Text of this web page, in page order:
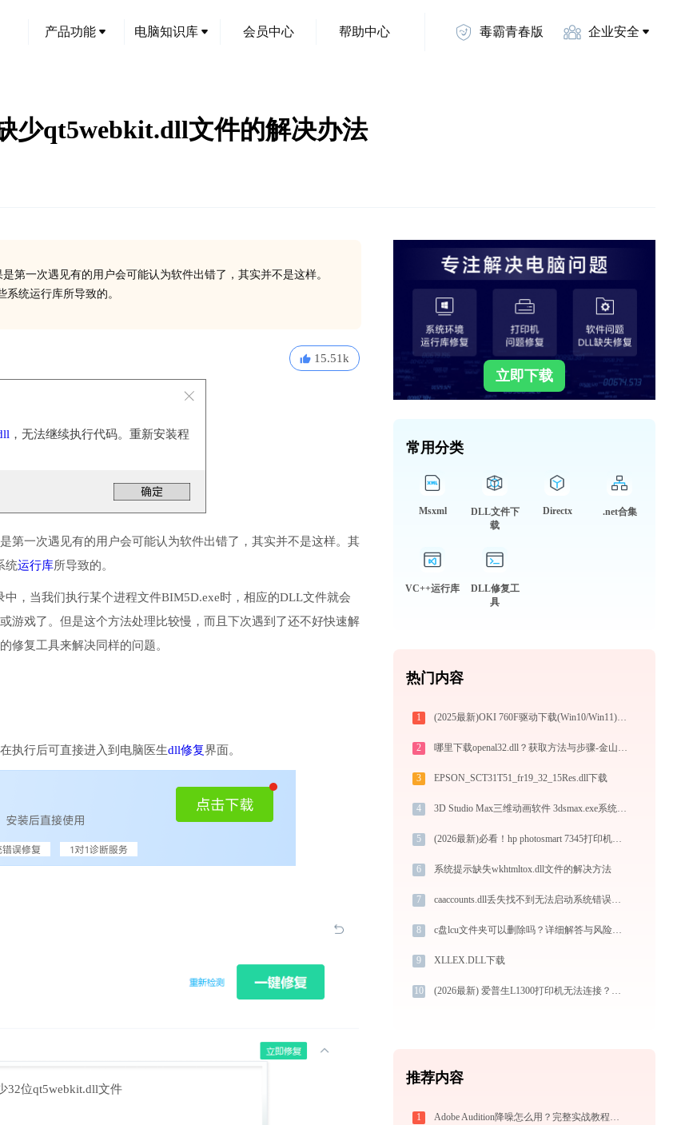
产品功能 电脑知识库 会员中心 帮助中心 毒霸青春版 企业安全
少qt5webkit.dll文件的解决办法
第一次遇见有的用户会可能认为软件出错了，其实并不是这样。
统运行库所导致的。
15.51k
，无法继续执行代码。重新安装程
第一次遇见有的用户会可能认为软件出错了，其实并不是这样。其
统运行库所导致的。
，当我们执行某个进程文件BIM5D.exe时，相应的DLL文件就会
游戏了。但是这个方法处理比较慢，而且下次遇到了还不好快速解
修复工具来解决同样的问题。
执行后可直接进入到电脑医生dll修复界面。
32位qt5webkit.dll文件
立即下载
常用分类
Msxml
DLL文件下
载
Directx .net合集
VC++运行库
DLL修复工
具
热门内容
1 (2025最新)OKI 760F驱动下载(Win10/Win11)及图文安装教程
2 哪里下载openal32.dll？获取方法与步骤-金山毒霸
3 EPSON_SCT31T51_fr19_32_15Res.dll下载
4 3D Studio Max三维动画软件 3dsmax.exe系统错误analytics.dll丢失如何解决
5 (2026最新)必看！hp photosmart 7345打印机驱动下载与安装的正确姿势
6 系统提示缺失wkhtmltox.dll文件的解决方法
7 caaccounts.dll丢失找不到无法启动系统错误修复 - AI智能助手解决方案
8 c盘lcu文件夹可以删除吗？详细解答与风险分析
9 XLLEX.DLL下载
10 (2026最新) 爱普生L1300打印机无法连接？如何解决？-金山毒霸
推荐内容
1 Adobe Audition降噪怎么用？完整实战教程（从入门到异常排查）